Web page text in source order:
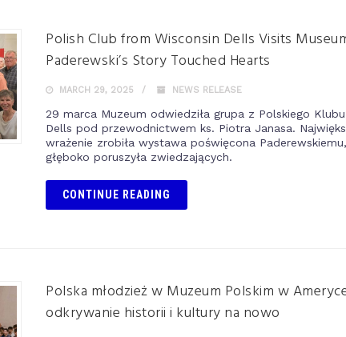
Polish Club from Wisconsin Dells Visits
Paderewski’s Story Touched Hearts
MARCH 29, 2025 NEWS RELEASE
29 marca Muzeum odwiedziła grupa z Polskiego
Dells pod przewodnictwem ks. Piotra Janasa.
wrażenie zrobiła wystawa poświęcona
głęboko poruszyła zwiedzających.
CONTINUE READING
Polska młodzież w Muzeum Polskim w
odkrywanie historii i kultury na nowo